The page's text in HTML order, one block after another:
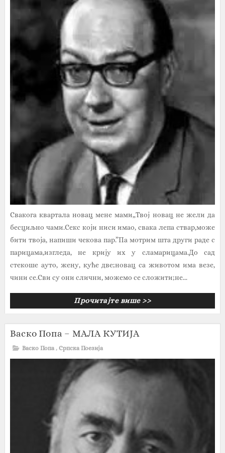
Свакога квартала новац мене мами„Твој новац не жели да
бесциљно чами.Секс који ниси имао, свака лепа ствар,може
бити твоја, напиши чекова пар.”Па мотрим шта други раде с
парицама,изгледа, не крију их у сламарицама.До сад
стекоше ауто, жену, куће две;новац са животом има везе,
чини се.Сви су они слични, можемо се сложити;не...
Прочитајте више >>
Васко Попа – МАЛА КУТИЈА
Васко Попа , Српска Поезија